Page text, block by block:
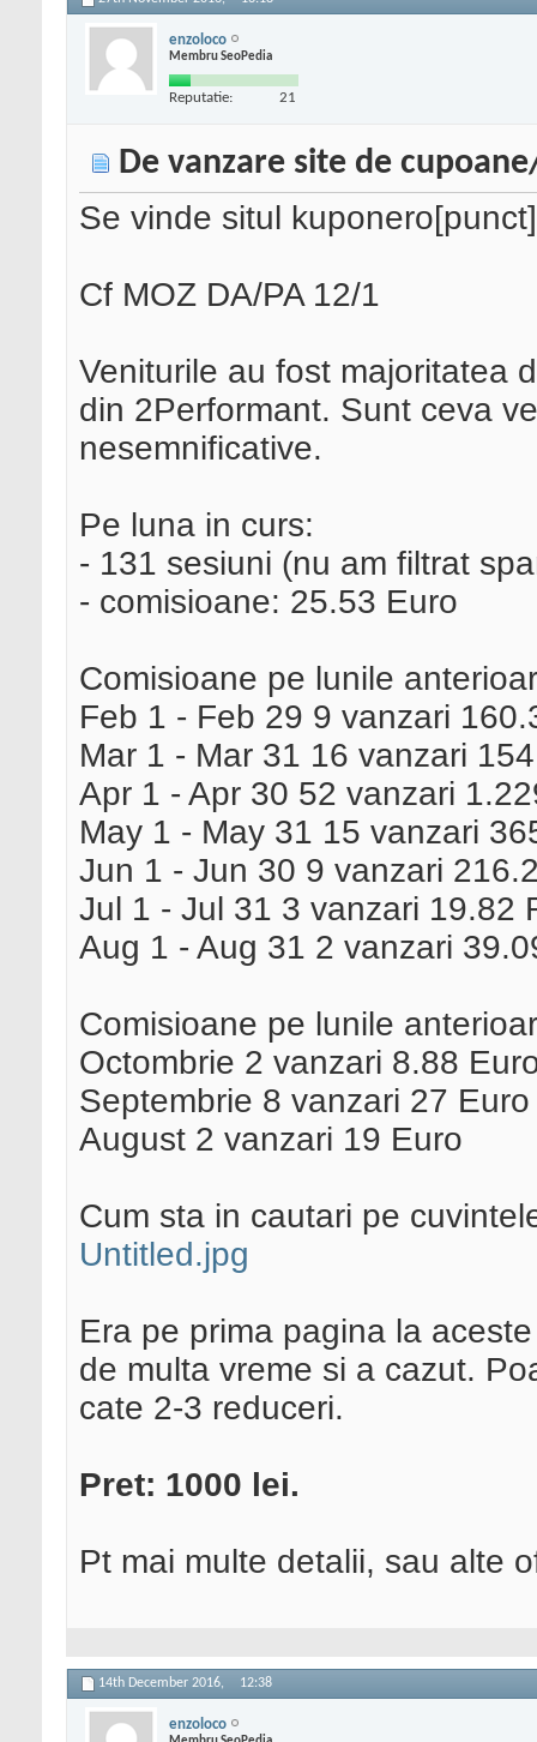
enzoloco
Membru SeoPedia
Reputatie: 21
De vanzare site de
Se vinde situl
Cf MOZ DA/PA 12/1
Veniturile au fost majoritatea
din 2Performant. Sunt ceva
nesemnificative.
Pe luna in curs:
- 131 sesiuni (nu am filtrat
- comisioane: 25.53 Euro
Comisioane pe lunile
Feb 1 - Feb 29 9 vanzari
Mar 1 - Mar 31 16 vanzari
Apr 1 - Apr 30 52 vanzari
May 1 - May 31 15 vanzari
Jun 1 - Jun 30 9 vanzari
Jul 1 - Jul 31 3 vanzari 19.82
Aug 1 - Aug 31 2 vanzari
Comisioane pe lunile
Octombrie 2 vanzari 8.88
Septembrie 8 vanzari 27 Euro
August 2 vanzari 19 Euro
Cum sta in cautari pe
Untitled.jpg
Era pe prima pagina la
de multa vreme si a cazut.
cate 2-3 reduceri.
Pret: 1000 lei.
Pt mai multe detalii, sau alte
14th December 2016, 12:38
enzoloco